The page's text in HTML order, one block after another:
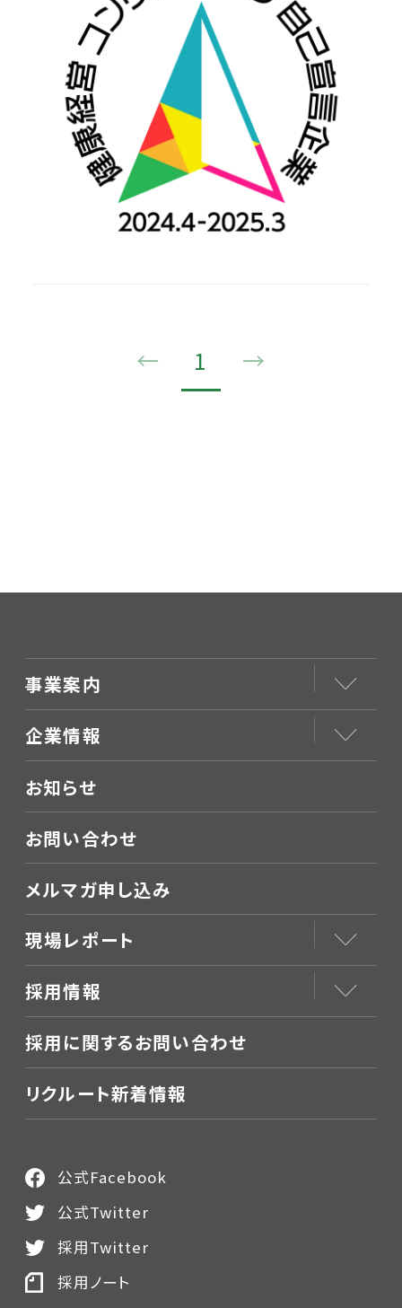
← 1 →
事業案内
企業情報
お知らせ
お問い合わせ
メルマガ申し込み
現場レポート
採用情報
採用に関するお問い合わせ
リクルート新着情報
公式Facebook
公式Twitter
採用Twitter
採用ノート